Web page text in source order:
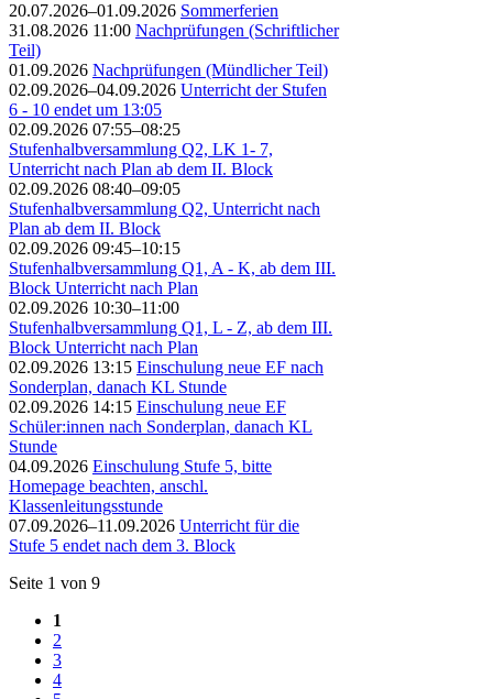
20.07.2026–01.09.2026 Sommerferien
31.08.2026 11:00 Nachprüfungen (Schriftlicher
Teil)
01.09.2026 Nachprüfungen (Mündlicher Teil)
02.09.2026–04.09.2026 Unterricht der Stufen
6 - 10 endet um 13:05
02.09.2026 07:55–08:25
Stufenhalbversammlung Q2, LK 1- 7,
Unterricht nach Plan ab dem II. Block
02.09.2026 08:40–09:05
Stufenhalbversammlung Q2, Unterricht nach
Plan ab dem II. Block
02.09.2026 09:45–10:15
Stufenhalbversammlung Q1, A - K, ab dem III.
Block Unterricht nach Plan
02.09.2026 10:30–11:00
Stufenhalbversammlung Q1, L - Z, ab dem III.
Block Unterricht nach Plan
02.09.2026 13:15 Einschulung neue EF nach
Sonderplan, danach KL Stunde
02.09.2026 14:15 Einschulung neue EF
Schüler:innen nach Sonderplan, danach KL
Stunde
04.09.2026 Einschulung Stufe 5, bitte
Homepage beachten, anschl.
Klassenleitungsstunde
07.09.2026–11.09.2026 Unterricht für die
Stufe 5 endet nach dem 3. Block
Seite 1 von 9
1
2
3
4